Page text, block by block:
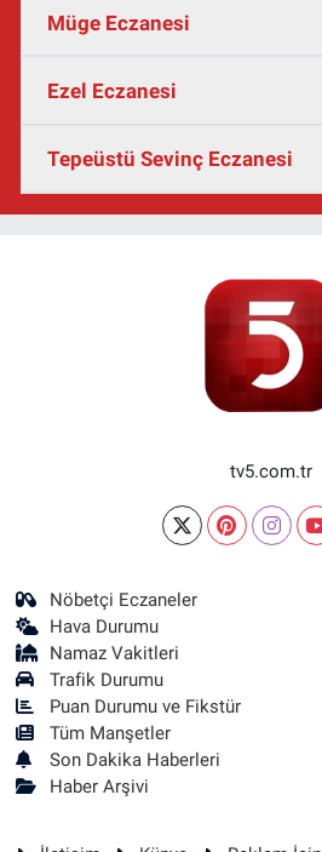
Müge Eczanesi
Ezel Eczanesi
Tepeüstü Sevinç Eczanesi
tv5.com.tr
Nöbetçi Eczaneler
Hava Durumu
Namaz Vakitleri
Trafik Durumu
Puan Durumu ve Fikstür
Tüm Manşetler
Son Dakika Haberleri
Haber Arşivi